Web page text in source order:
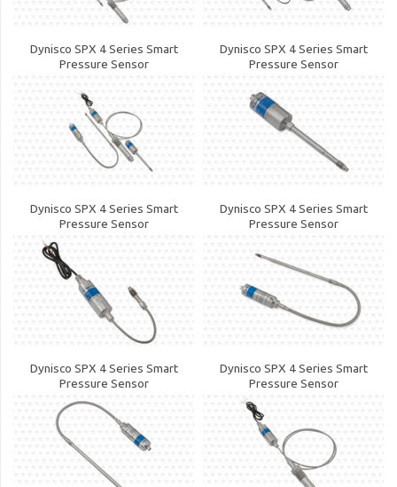
Dynisco SPX 4 Series Smart
Pressure Sensor
Dynisco SPX 4 Series Smart
Pressure Sensor
Dynisco SPX 4 Series Smart
Pressure Sensor
Dynisco SPX 4 Series Smart
Pressure Sensor
Dynisco SPX 4 Series Smart
Pressure Sensor
Dynisco SPX 4 Series Smart
Pressure Sensor